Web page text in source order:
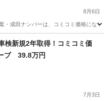
8月6日
・成田ナンバーは、コミコミ価格にな
アテンザワゴン
検新規2年取得！コミコミ価
ブ 39.8万円
7月3日